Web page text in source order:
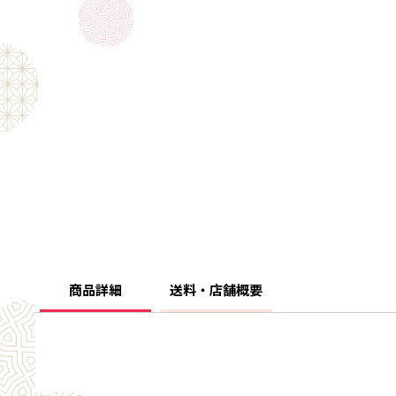
商品詳細 送料・店舗概要